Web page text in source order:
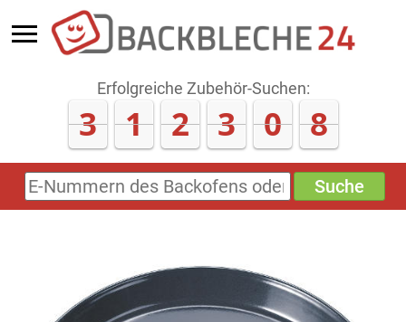
Erfolgreiche Zubehör-Suchen:
3 1 2 3 0 8
E-
Nummern
Sonderzeichen)
Suche